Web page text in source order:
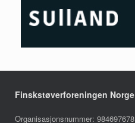
Finskstøverforeningen Norge
Organisasjonsnummer: 984697678